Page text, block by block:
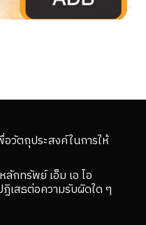
วัตถุประสงค์ในการให้
กทรัพย์ เอ็ม เอ ไอ
เสธต่อความรับผิดใด ๆ